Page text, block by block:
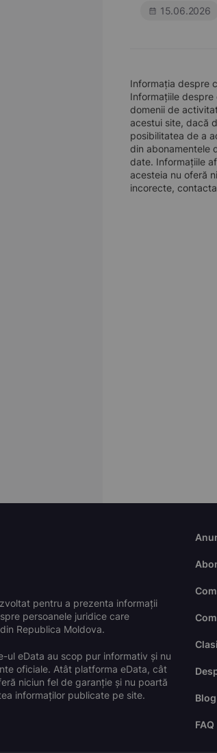
15.06.2026
Informația despre
Informațiile
domenii de
acestui site, dacă
posibilitatea de a
din abonamentele
date. Informațiile
acesteia nu oferă
incorecte,
pentru a prezenta informații
persoanele juridice care
Republica Moldova.
ul eData au scop pur informativ și nu
oficiale. Atât platforma eData, cât
niciun fel de garanție și nu poartă
informaților publicate pe site.
Blog
FAQ